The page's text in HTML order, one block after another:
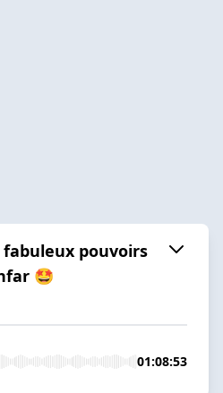
fabuleux pouvoirs
🤩
01:08:53